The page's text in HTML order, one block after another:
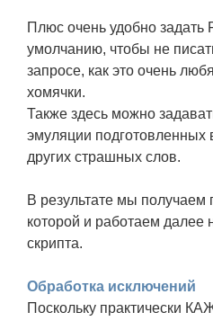
Плюс очень удобно задать
умолчанию, чтобы не
запросе, как это очень
хомячки.
Также здесь можно
эмуляции
других страшных слов.
В результате мы
которой и работаем далее
скрипта.
Обработка исключений
Поскольку практически